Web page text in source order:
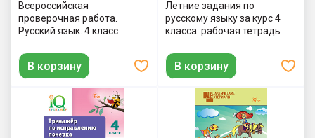
Всероссийская
проверочная работа.
Русский язык. 4 класс
В корзину
Летние задания по
русскому языку за курс 4
класса: рабочая тетрадь
В корзину